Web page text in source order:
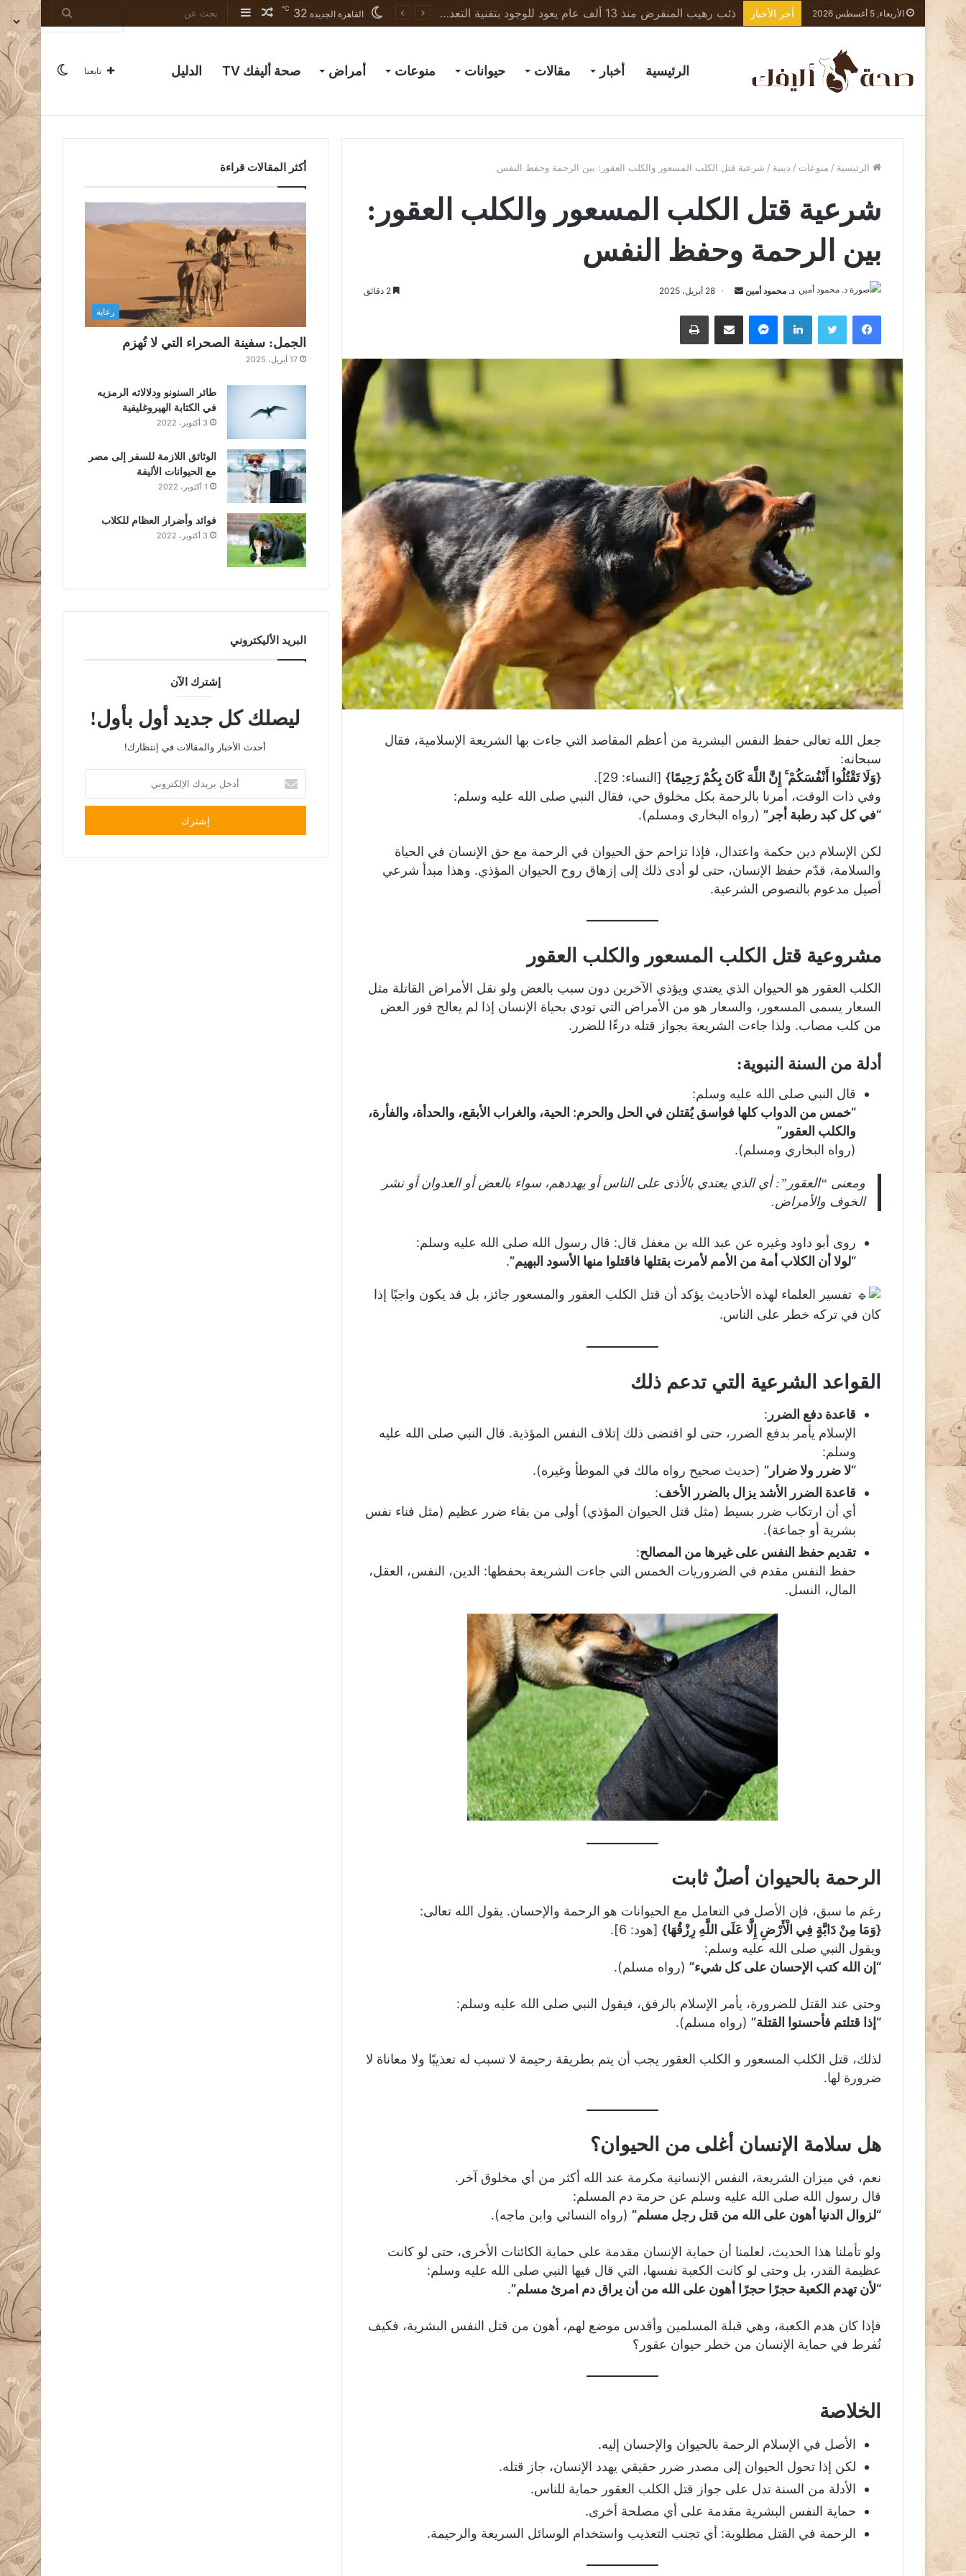
الأربعاء, 5 أغسطس 2026 أخر الأخبار ذئب رهيب المنقرض منذ 13 ألف عام يعود للوجود بتقنية التعديل الجيني
بحث
إضافة
جانبي
مقال
القاهرة الجديدة 32
℃
الرئيسية أخبار مقالات حيوانات منوعات أمراض صحة أليفك TV الدليل الوضع
المظلم
تابعنا
الرئيسية / منوعات / دينية / شرعية قتل الكلب المسعور والكلب العقور: بين الرحمة وحفظ النفس
شرعية قتل الكلب المسعور والكلب العقور:
بين الرحمة وحفظ النفس
د. محمود أمين
أرسل
إلكترونيا
28 أبريل، 2025
فيسبوك تويتر لينكدإن ماسنجر مشاركة عبر البريد طباعة
جعل الله تعالى حفظ النفس البشرية من أعظم المقاصد التي جاءت بها الشريعة الإسلامية، فقال
سبحانه:
{وَلَا تَقْتُلُوا أَنْفُسَكُمْ ۚ إِنَّ اللَّهَ كَانَ بِكُمْ رَحِيمًا} [النساء: 29].
وفي ذات الوقت، أمرنا بالرحمة بكل مخلوق حي، فقال النبي صلى الله عليه وسلم:
“في كل كبد رطبة أجر” (رواه البخاري ومسلم).
لكن الإسلام دين حكمة واعتدال، فإذا تزاحم حق الحيوان في الرحمة مع حق الإنسان في الحياة
والسلامة، قدّم حفظ الإنسان، حتى لو أدى ذلك إلى إزهاق روح الحيوان المؤذي. وهذا مبدأ شرعي
أصيل مدعوم بالنصوص الشرعية.
مشروعية قتل الكلب المسعور والكلب العقور
الكلب العقور هو الحيوان الذي يعتدي ويؤذي الآخرين دون سبب بالعض ولو نقل الأمراض القاتلة مثل
السعار يسمى المسعور، والسعار هو من الأمراض التي تودي بحياة الإنسان إذا لم يعالج فور العض
من كلب مصاب. ولذا جاءت الشريعة بجواز قتله درءًا للضرر.
أدلة من السنة النبوية:
قال النبي صلى الله عليه وسلم:
“خمس من الدواب كلها فواسق يُقتلن في الحل والحرم: الحية، والغراب الأبقع، والحدأة، والفأرة،
والكلب العقور”
(رواه البخاري ومسلم).
ومعنى “العقور”: أي الذي يعتدي بالأذى على الناس أو يهددهم، سواء بالعض أو العدوان أو نشر
الخوف والأمراض.
روى أبو داود وغيره عن عبد الله بن مغفل قال: قال رسول الله صلى الله عليه وسلم:
“لولا أن الكلاب أمة من الأمم لأمرت بقتلها فاقتلوا منها الأسود البهيم”.
تفسير العلماء لهذه الأحاديث يؤكد أن قتل الكلب العقور والمسعور جائز، بل قد يكون واجبًا إذا
كان في تركه خطر على الناس.
القواعد الشرعية التي تدعم ذلك
قاعدة دفع الضرر :
الإسلام يأمر بدفع الضرر، حتى لو اقتضى ذلك إتلاف النفس المؤذية. قال النبي صلى الله عليه
وسلم:
“لا ضرر ولا ضرار” (حديث صحيح رواه مالك في الموطأ وغيره).
قاعدة الضرر الأشد يزال بالضرر الأخف:
أي أن ارتكاب ضرر بسيط (مثل قتل الحيوان المؤذي) أولى من بقاء ضرر عظيم (مثل فناء نفس
بشرية أو جماعة).
تقديم حفظ النفس على غيرها من المصالح:
حفظ النفس مقدم في الضروريات الخمس التي جاءت الشريعة بحفظها: الدين، النفس، العقل،
المال، النسل.
الرحمة بالحيوان أصلٌ ثابت
رغم ما سبق، فإن الأصل في التعامل مع الحيوانات هو الرحمة والإحسان. يقول الله تعالى:
{وَمَا مِنْ دَابَّةٍ فِي الْأَرْضِ إِلَّا عَلَى اللَّهِ رِزْقُهَا} [هود: 6].
ويقول النبي صلى الله عليه وسلم:
“إن الله كتب الإحسان على كل شيء” (رواه مسلم).
وحتى عند القتل للضرورة، يأمر الإسلام بالرفق، فيقول النبي صلى الله عليه وسلم:
“إذا قتلتم فأحسنوا القتلة” (رواه مسلم).
لذلك، قتل الكلب المسعور و الكلب العقور يجب أن يتم بطريقة رحيمة لا تسبب له تعذيبًا ولا معاناة لا
ضرورة لها.
هل سلامة الإنسان أغلى من الحيوان؟
نعم، في ميزان الشريعة، النفس الإنسانية مكرمة عند الله أكثر من أي مخلوق آخر.
قال رسول الله صلى الله عليه وسلم عن حرمة دم المسلم:
“لزوال الدنيا أهون على الله من قتل رجل مسلم” (رواه النسائي وابن ماجه).
ولو تأملنا هذا الحديث، لعلمنا أن حماية الإنسان مقدمة على حماية الكائنات الأخرى، حتى لو كانت
عظيمة القدر، بل وحتى لو كانت الكعبة نفسها، التي قال فيها النبي صلى الله عليه وسلم:
“لأن تهدم الكعبة حجرًا حجرًا أهون على الله من أن يراق دم امرئ مسلم”.
فإذا كان هدم الكعبة، وهي قبلة المسلمين وأقدس موضع لهم، أهون من قتل النفس البشرية، فكيف
نُفرط في حماية الإنسان من خطر حيوان عقور؟
الخلاصة
الأصل في الإسلام الرحمة بالحيوان والإحسان إليه.
لكن إذا تحول الحيوان إلى مصدر ضرر حقيقي يهدد الإنسان، جاز قتله.
الأدلة من السنة تدل على جواز قتل الكلب العقور حماية للناس.
حماية النفس البشرية مقدمة على أي مصلحة أخرى.
الرحمة في القتل مطلوبة: أي تجنب التعذيب واستخدام الوسائل السريعة والرحيمة.
لمعرفته قبل الاقتناء
أكثر المقالات قراءة
رعاية
الجمل: سفينة الصحراء التي لا تُهزم
17 أبريل، 2025
طائر السنونو ودلالاته الرمزيه
في الكتابة الهيروغليفية
3 أكتوبر، 2022
الوثائق اللازمة للسفر إلى مصر
مع الحيوانات الأليفة
1 أكتوبر، 2022
فوائد وأضرار العظام للكلاب
3 أكتوبر، 2022
البريد الأليكتروني
إشترك الآن
ليصلك كل جديد أول بأول!
أحدث الأخبار والمقالات في إنتظارك!
بريدك
الإلكتروني